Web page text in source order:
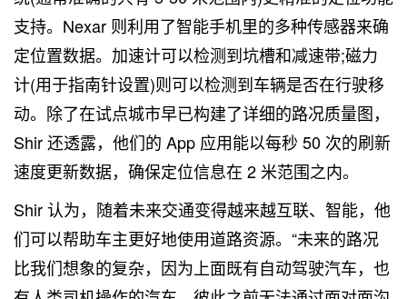
支持。Nexar 则利用了智能手机里的多种传感器来确
定位置数据。加速计可以检测到坑槽和减速带;磁力
计(用于指南针设置)则可以检测到车辆是否在行驶移
动。除了在试点城市早已构建了详细的路况质量图，
Shir 还透露，他们的 App 应用能以每秒 50 次的刷新
速度更新数据，确保定位信息在 2 米范围之内。
Shir 认为，随着未来交通变得越来越互联、智能，他
们可以帮助车主更好地使用道路资源。“未来的路况
比我们想象的复杂，因为上面既有自动驾驶汽车，也